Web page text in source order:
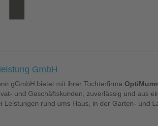
GmbH
gGmbH bietet mit ihrer Tochterfirma
und Geschäftskunden, zuverlässig und aus
Leistungen rund ums Haus, in der Garten- und